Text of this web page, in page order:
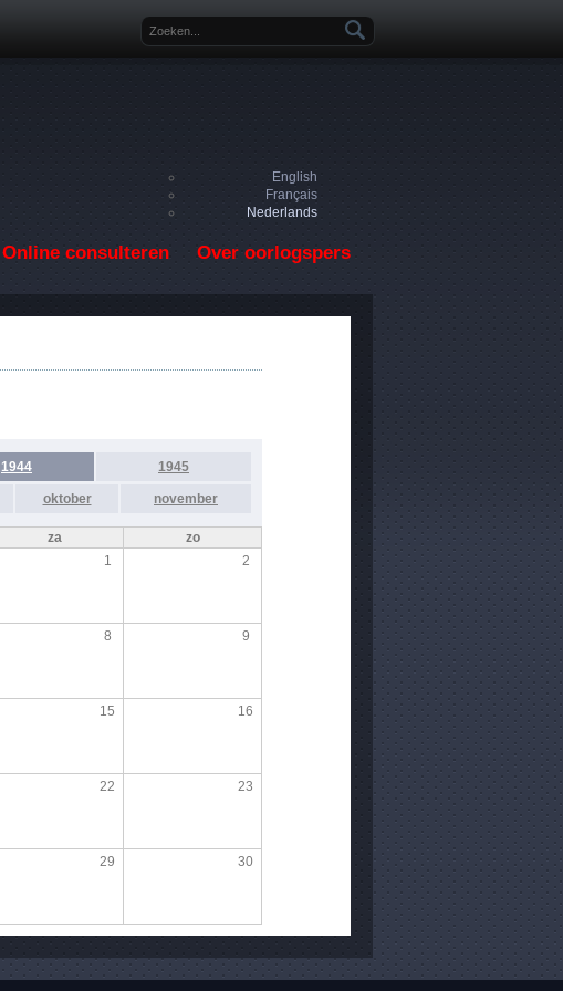
Zoekveld
English
Français
Nederlands
Online consulteren Over oorlogspers
1944 1945
oktober november
za
zo
1 2
8 9
15 16
22 23
29 30